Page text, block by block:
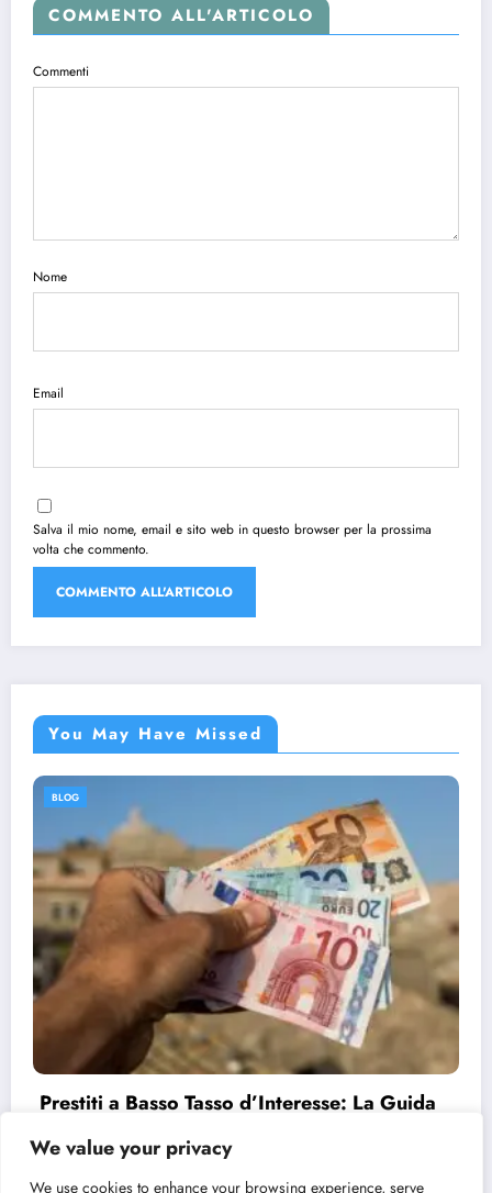
We value your privacy
We use cookies to enhance your browsing experience, serve
COMMENTO ALL'ARTICOLO
Commenti
Nome
Email
Salva il mio nome, email e sito web in questo browser per la prossima
volta che commento.
You May Have Missed
BLOG
Prestiti a Basso Tasso d’Interesse: La Guida
11/08/2024 admin